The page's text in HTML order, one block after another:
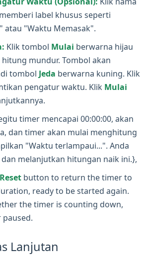
label khusus seperti
atau "Waktu Memasak".
Klik tombol Mulai berwarna hijau
mundur. Tombol akan
tombol Jeda berwarna kuning. Klik
pengatur waktu. Klik Mulai
timer mencapai 00:00:00, akan
dan timer akan mulai menghitung
"Waktu terlampaui...". Anda
melanjutkan hitungan naik ini.},
Reset button to return the timer to
ready to be started again.
the timer is counting down,
Lanjutan